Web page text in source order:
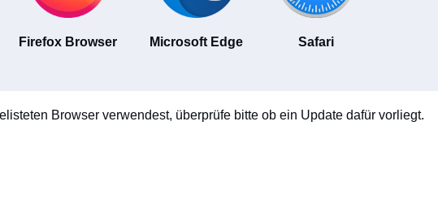
Firefox Browser Microsoft Edge Safari
Browser verwendest, überprüfe bitte ob ein Update dafür vorliegt.